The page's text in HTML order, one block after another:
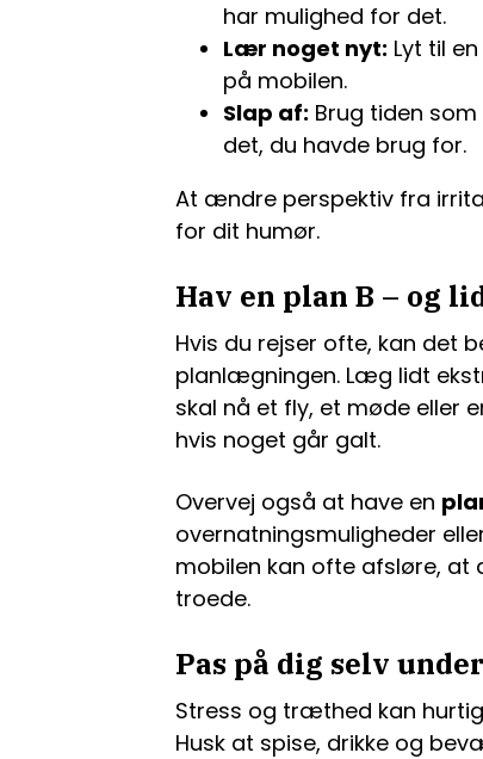
har mulighed for det.
Lær noget nyt: Lyt til
på mobilen.
Slap af: Brug tiden
det, du havde brug for.
At ændre perspektiv fra
for dit humør.
Hav en plan B – og
Hvis du rejser ofte, kan det
planlægningen. Læg lidt
skal nå et fly, et møde eller
hvis noget går galt.
Overvej også at have en
overnatningsmuligheder
mobilen kan ofte afsløre, at
troede.
Pas på dig selv
Stress og træthed kan
Husk at spise, drikke og